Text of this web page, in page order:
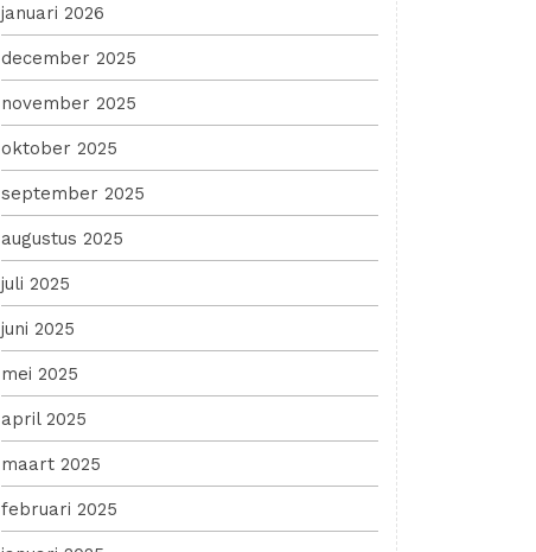
januari 2026
december 2025
november 2025
oktober 2025
september 2025
augustus 2025
juli 2025
juni 2025
mei 2025
april 2025
maart 2025
februari 2025